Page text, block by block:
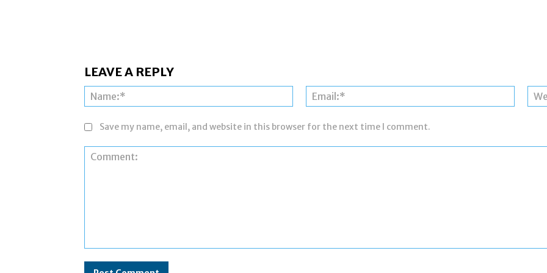
LEAVE A REPLY
Name:* Email:*
Save my name, email, and website in this browser for the next time I comment.